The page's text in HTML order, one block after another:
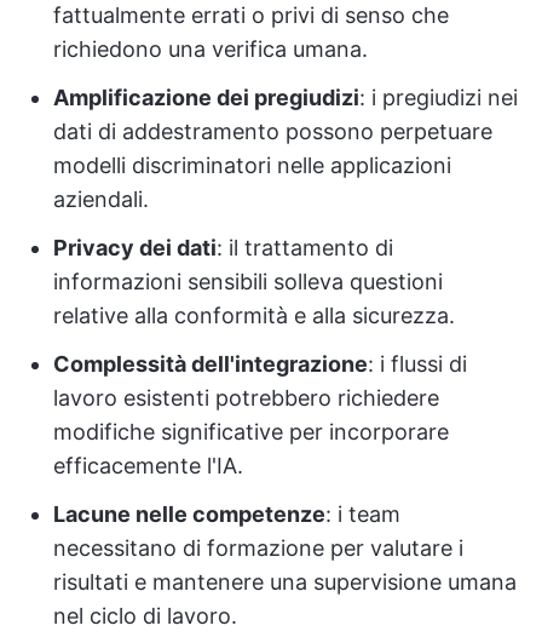
fattualmente errati o privi di senso che
richiedono una verifica umana.
Amplificazione dei pregiudizi: i pregiudizi nei
dati di addestramento possono perpetuare
modelli discriminatori nelle applicazioni
aziendali.
Privacy dei dati: il trattamento di
informazioni sensibili solleva questioni
relative alla conformità e alla sicurezza.
Complessità dell'integrazione: i flussi di
lavoro esistenti potrebbero richiedere
modifiche significative per incorporare
efficacemente l'IA.
Lacune nelle competenze: i team
necessitano di formazione per valutare i
risultati e mantenere una supervisione umana
nel ciclo di lavoro.